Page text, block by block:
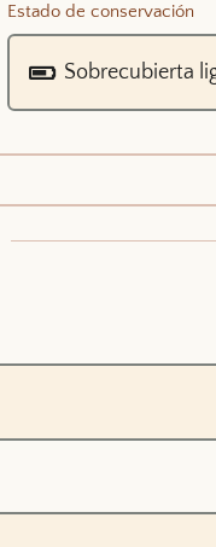
Estado de conservación